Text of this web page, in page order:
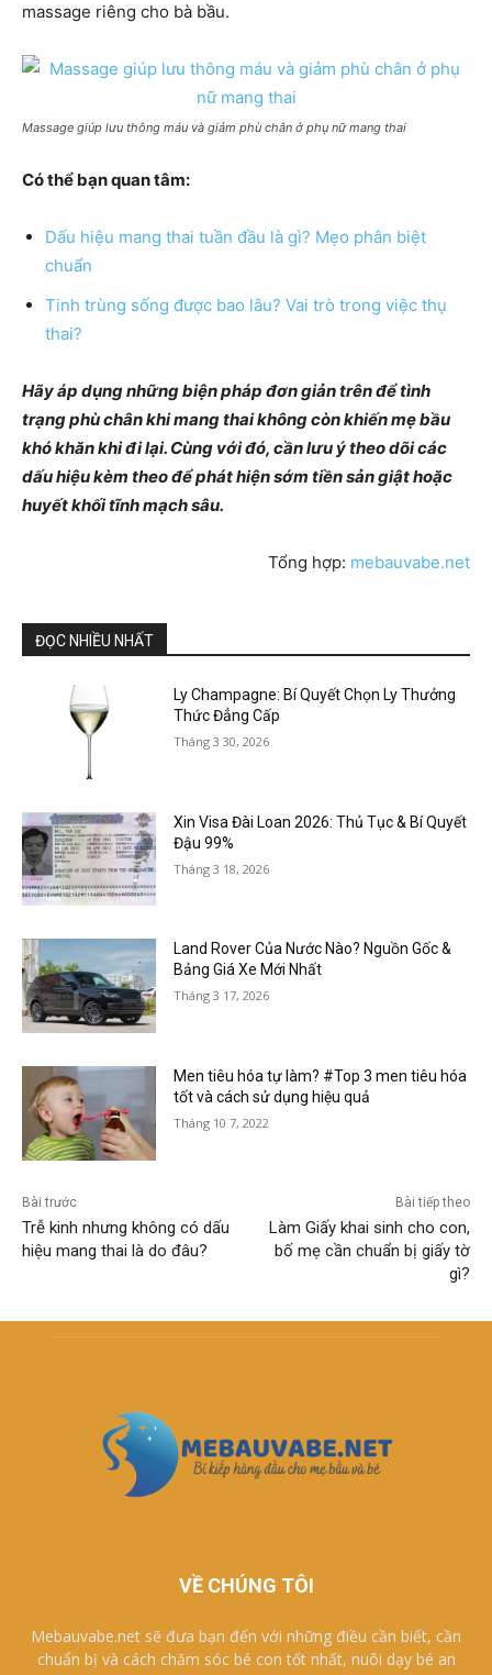
massage riêng cho bà bầu.
Massage giúp lưu thông máu và giảm phù chân ở phụ nữ mang thai
Có thể bạn quan tâm:
Dấu hiệu mang thai tuần đầu là gì? Mẹo phân biệt
chuẩn
Tinh trùng sống được bao lâu? Vai trò trong việc thụ
thai?
Hãy áp dụng những biện pháp đơn giản trên để tình
trạng phù chân khi mang thai không còn khiến mẹ bầu
khó khăn khi đi lại. Cùng với đó, cần lưu ý theo dõi các
dấu hiệu kèm theo để phát hiện sớm tiền sản giật hoặc
huyết khối tĩnh mạch sâu.
Tổng hợp: mebauvabe.net
ĐỌC NHIỀU NHẤT
Ly Champagne: Bí Quyết Chọn Ly Thưởng
Thức Đẳng Cấp
Tháng 3 30, 2026
Xin Visa Đài Loan 2026: Thủ Tục & Bí Quyết
Đậu 99%
Tháng 3 18, 2026
Land Rover Của Nước Nào? Nguồn Gốc &
Bảng Giá Xe Mới Nhất
Tháng 3 17, 2026
Men tiêu hóa tự làm? #Top 3 men tiêu hóa
tốt và cách sử dụng hiệu quả
Tháng 10 7, 2022
Bài trước
Trễ kinh nhưng không có dấu
hiệu mang thai là do đâu?
Bài tiếp theo
Làm Giấy khai sinh cho con,
bố mẹ cần chuẩn bị giấy tờ
gì?
VỀ CHÚNG TÔI
Mebauvabe.net sẽ đưa bạn đến với những điều cần biết, cần
chuẩn bị và cách chăm sóc bé con tốt nhất, nuôi dạy bé an